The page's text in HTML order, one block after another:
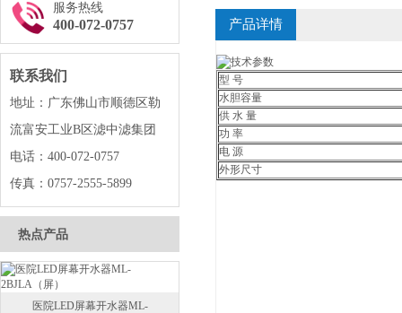
服务热线
400-072-0757
联系我们
地址：广东佛山市顺德区勒
流富安工业B区滤中滤集团
电话：400-072-0757
传真：0757-2555-5899
热点产品
医院LED屏幕开水器ML-
产品详情
型 号
水胆容量
供 水 量
功 率
电 源
外形尺寸